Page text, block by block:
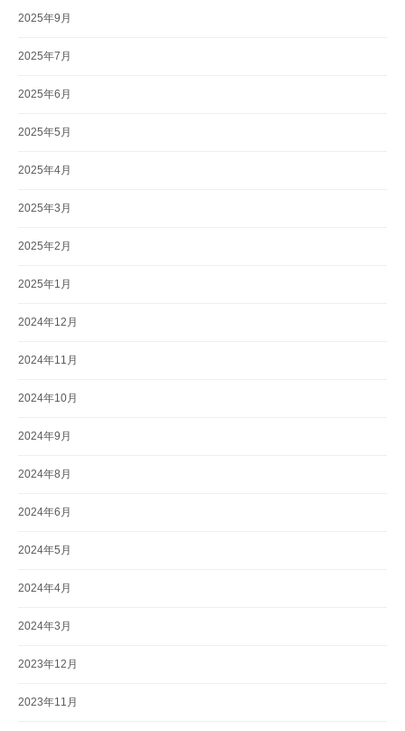
2025年9月
2025年7月
2025年6月
2025年5月
2025年4月
2025年3月
2025年2月
2025年1月
2024年12月
2024年11月
2024年10月
2024年9月
2024年8月
2024年6月
2024年5月
2024年4月
2024年3月
2023年12月
2023年11月